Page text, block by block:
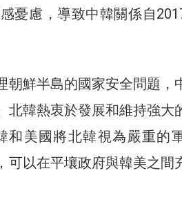
憂慮，導致中韓關係自
朝鮮半島的國家安全問題，
韓熱衷於發展和維持強大
和美國將北韓視為嚴重的
可以在平壤政府與韓美之間